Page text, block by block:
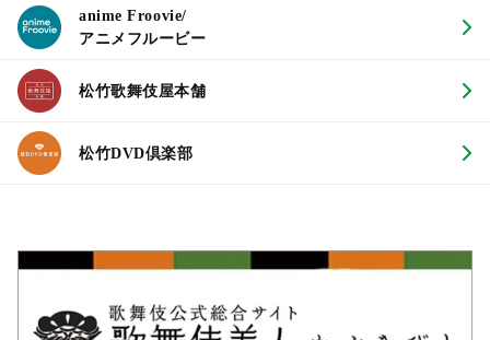
anime Froovie/
アニメフルービー
松竹歌舞伎屋本舗
松竹DVD倶楽部